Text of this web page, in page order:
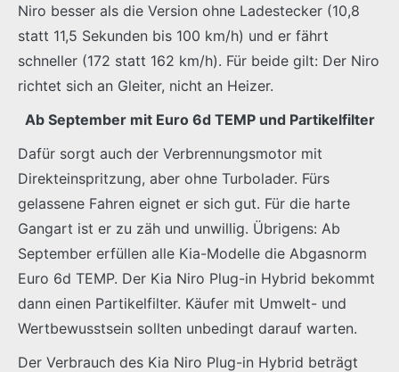
Niro besser als die Version ohne Ladestecker (10,8
statt 11,5 Sekunden bis 100 km/h) und er fährt
schneller (172 statt 162 km/h). Für beide gilt: Der Niro
richtet sich an Gleiter, nicht an Heizer.
Ab September mit Euro 6d TEMP und Partikelfilter
Dafür sorgt auch der Verbrennungsmotor mit
Direkteinspritzung, aber ohne Turbolader. Fürs
gelassene Fahren eignet er sich gut. Für die harte
Gangart ist er zu zäh und unwillig. Übrigens: Ab
September erfüllen alle Kia-Modelle die Abgasnorm
Euro 6d TEMP. Der Kia Niro Plug-in Hybrid bekommt
dann einen Partikelfilter. Käufer mit Umwelt- und
Wertbewusstsein sollten unbedingt darauf warten.
Der Verbrauch des Kia Niro Plug-in Hybrid beträgt